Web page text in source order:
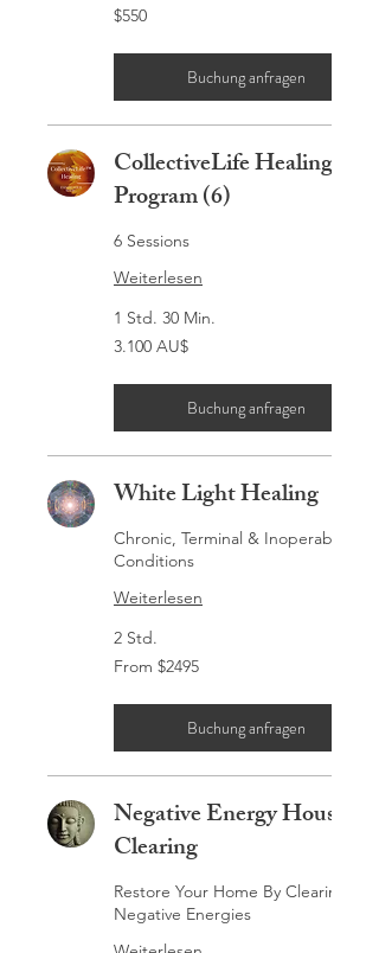
$550
$550
Buchung anfragen
CollectiveLife Healing
Program (6)
6 Sessions
Weiterlesen
1 Std. 30 Min.
3.100
Australische
3.100 AU$
Buchung anfragen
White Light Healing
Chronic, Terminal & Inoperable
Conditions
Weiterlesen
2 Std.
From
$2495
From $2495
Buchung anfragen
Negative Energy House
Clearing
Restore Your Home By Clearing
Negative Energies